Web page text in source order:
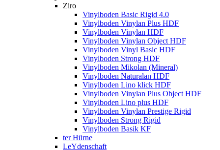
Ziro
Vinylboden Basic Rigid 4.0
Vinylboden Vinylan Plus HDF
Vinylboden Vinylan HDF
Vinylboden Vinylan Object HDF
Vinylboden Vinyl Basic HDF
Vinylboden Strong HDF
Vinylboden Mikolan (Mineral)
Vinylboden Naturalan HDF
Vinylboden Lino klick HDF
Vinylboden Vinylan Plus Object HDF
Vinylboden Lino plus HDF
Vinylboden Vinylan Prestige Rigid
Vinylboden Strong Rigid
Vinylboden Basik KF
ter Hürne
LeYdenschaft